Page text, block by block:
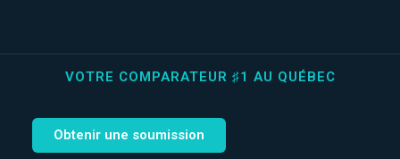
VOTRE COMPARATEUR ♯1 AU QUÉBEC
Obtenir une soumission